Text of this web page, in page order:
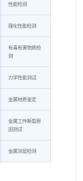
性能检测
理化性能检测
有毒有害物质检
测
力学性能测试
金属材质鉴定
金属工件断裂原
因测试
金属涂层检测